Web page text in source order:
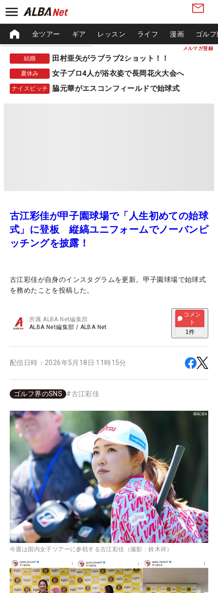
メルマガ登録
全ツアー ギア レッスン ライフ 漫画 ゴル
結婚 田村亜矢がラブラブ2ショット！！
夏休み 女子プロ4人が浴衣姿で長岡花火大会へ
ナイスピッチ 脇元華がエスコンフィールドで始球式
古江彩佳が甲子園球場で「人生初めての始球
式」に登板 縦縞ユニフォームでノーバンピ
ッチングを披露！
古江彩佳が自身のインスタグラムを更新。甲子園球場で始球式
を務めたことを投稿した。
所属ALBA Net編集部
ALBA Net編集部 / ALBA Net
コメン
ト
1件
配信日時： 2026年5月18日 11時15分
ゴルフ界のSNS #古江彩佳
今週は国内女子ツアーに参戦する古江彩佳（撮影：鈴木祥）